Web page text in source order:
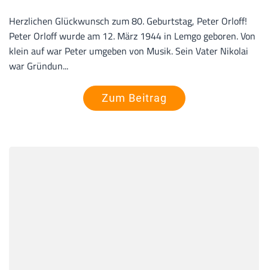
Herzlichen Glückwunsch zum 80. Geburtstag, Peter Orloff!
Peter Orloff wurde am 12. März 1944 in Lemgo geboren. Von
klein auf war Peter umgeben von Musik. Sein Vater Nikolai
war Gründun...
Zum Beitrag